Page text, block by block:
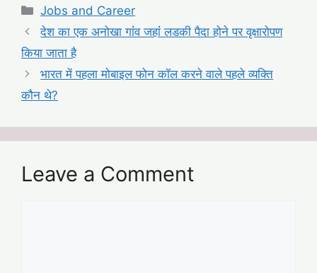
Categories
Jobs and Career
देश का एक अनोखा गांंव जहांं लडकी पैदा होने पर वृक्षारोपण
किया जाता है
भारत में पहला मोबाइल फोन कॉल करने वाले पहले व्यक्ति
कौन थे?
Leave a Comment